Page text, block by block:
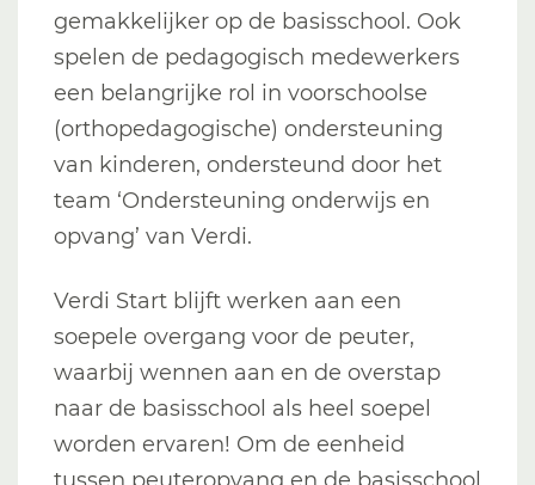
gemakkelijker op de basisschool. Ook
spelen de pedagogisch medewerkers
een belangrijke rol in voorschoolse
(orthopedagogische) ondersteuning
van kinderen, ondersteund door het
team ‘Ondersteuning onderwijs en
opvang’ van Verdi.
Verdi Start blijft werken aan een
soepele overgang voor de peuter,
waarbij wennen aan en de overstap
naar de basisschool als heel soepel
worden ervaren! Om de eenheid